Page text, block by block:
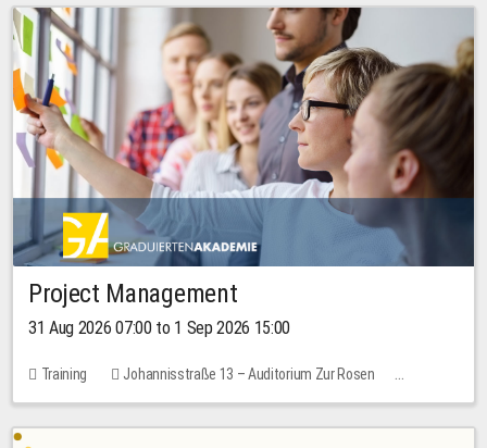
Project Management
31 Aug 2026 07:00 to 1 Sep 2026 15:00
Training
Johannisstraße 13 – Auditorium Zur Rosen
No free places
30.00 EUR